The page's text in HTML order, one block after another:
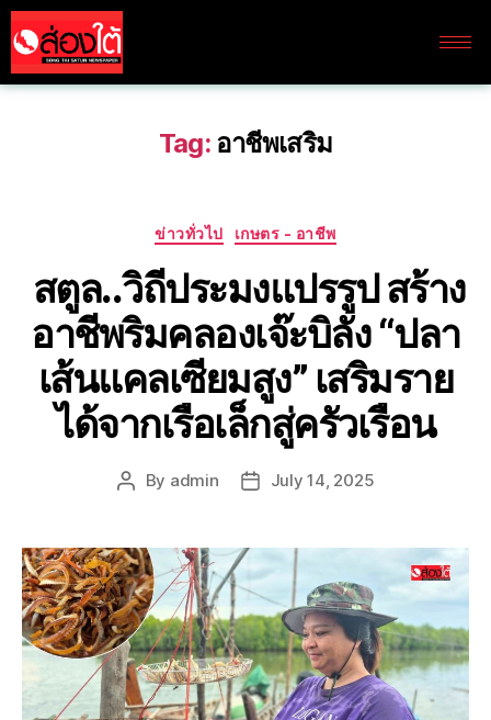
Tag: อาชีพเสริม
ข่าวทั่วไป เกษตร - อาชีพ
สตูล..วิถีประมงแปรรูป สร้าง
อาชีพริมคลองเจ๊ะบิลัง “ปลา
เส้นแคลเซียมสูง” เสริมราย
ได้จากเรือเล็กสู่ครัวเรือน
By admin July 14, 2025